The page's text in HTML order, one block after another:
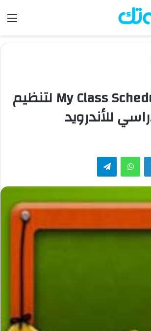
تطبيق My Class Schedule لتنظيم
للأندرويد
لينكدإن واتساب